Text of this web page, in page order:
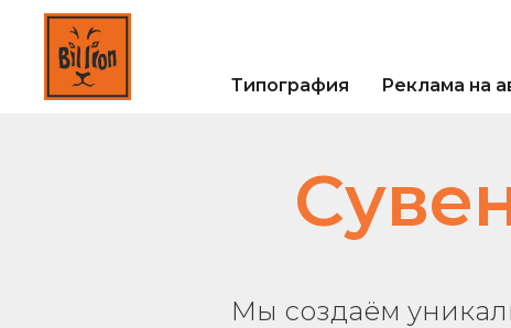
Реклама на
Типография
Мы создаём